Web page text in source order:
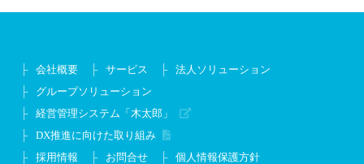
会社概要 サービス
法人ソリューション
グループソリューション
経営管理システム「木太郎」
DX推進に向けた取り組み
採用情報
お問合せ
個人情報保護方針